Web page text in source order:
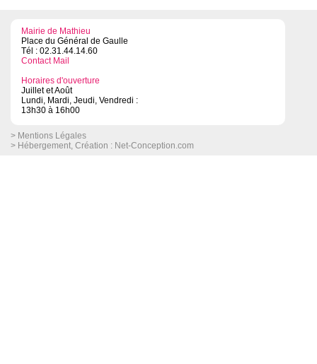
Mairie de Mathieu
Place du Général de Gaulle
Tél : 02.31.44.14.60
Contact Mail
Horaires d'ouverture
Juillet et Août
Lundi, Mardi, Jeudi, Vendredi :
13h30 à 16h00
> Mentions Légales
> Hébergement, Création : Net-Conception.com